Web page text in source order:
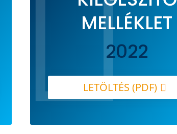
MELLÉKLET
2022
LETÖLTÉS (PDF)